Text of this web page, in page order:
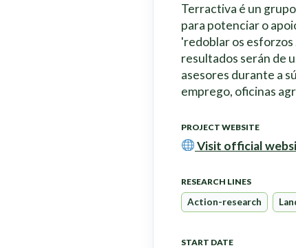
Terractiva é un
para potenciar o
'redoblar os esforzos
resultados serán de
asesores durante a
emprego, oficinas
PROJECT WEBSITE
Visit official
RESEARCH LINES
Action-research
START DATE